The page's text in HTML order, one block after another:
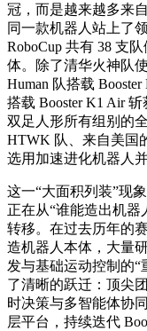
冠，而是越来越多来
同一款机器人站上了
RoboCup 共有 38 支
体。除了清华火神队
Human 队搭载
搭载 Booster K1 Air
双足人形所有组别的
HTWK 队、来自美国
选用加速进化机器人
这一“大面积列装”现
正在从“谁能造出机器
转移。在过去历年的
造机器人本体，大量
发与基础运动控制的
了清晰的跃迁：顶尖
时决策与多智能体协
层平台，持续迭代